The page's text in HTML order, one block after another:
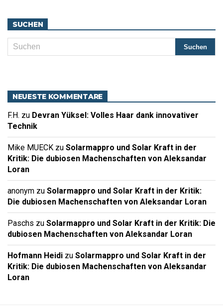
SUCHEN
NEUESTE KOMMENTARE
F.H. zu Devran Yüksel: Volles Haar dank innovativer
Technik
Mike MUECK zu Solarmappro und Solar Kraft in der
Kritik: Die dubiosen Machenschaften von Aleksandar
Loran
anonym zu Solarmappro und Solar Kraft in der Kritik:
Die dubiosen Machenschaften von Aleksandar Loran
Paschs zu Solarmappro und Solar Kraft in der Kritik: Die
dubiosen Machenschaften von Aleksandar Loran
Hofmann Heidi zu Solarmappro und Solar Kraft in der
Kritik: Die dubiosen Machenschaften von Aleksandar
Loran